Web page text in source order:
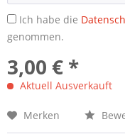
Ich habe die
genommen.
3,00 € *
Aktuell Ausverkauft
Merken